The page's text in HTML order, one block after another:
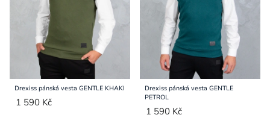
Drexiss pánská vesta GENTLE KHAKI
1 590 Kč
Drexiss pánská vesta GENTLE
PETROL
1 590 Kč